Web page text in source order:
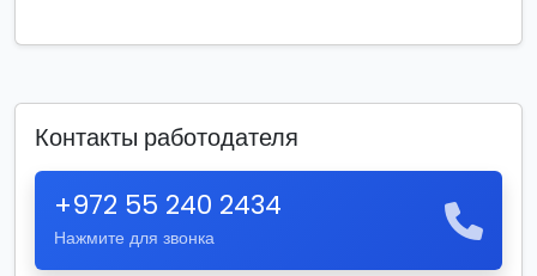
Контакты работодателя
+972 55 240 2434
Нажмите для звонка